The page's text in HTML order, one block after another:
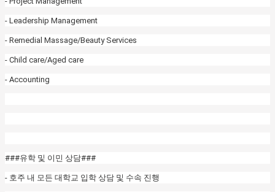
- Leadership Management
- Remedial Massage/Beauty Services
- Child care/Aged care
- Accounting
###유학 및 이민 상담###
- 호주 내 모든 대학교 입학 상담 및 수속 진행